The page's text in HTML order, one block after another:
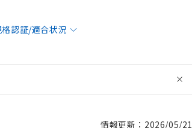
格認証/適合状況
情報更新：2026/05/21